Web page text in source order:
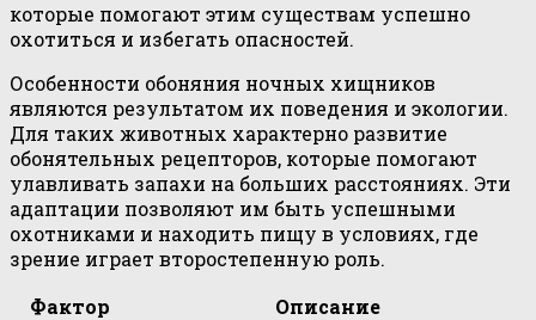
которые помогают этим существам успешно
охотиться и избегать опасностей.
Особенности обоняния ночных хищников
являются результатом их поведения и экологии.
Для таких животных характерно развитие
обонятельных рецепторов, которые помогают
улавливать запахи на больших расстояниях. Эти
адаптации позволяют им быть успешными
охотниками и находить пищу в условиях, где
зрение играет второстепенную роль.
Фактор
Описание